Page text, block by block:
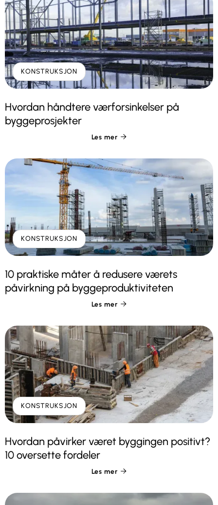
KONSTRUKSJON
Hvordan håndtere værforsinkelser på
byggeprosjekter
Les mer 
KONSTRUKSJON
10 praktiske måter å redusere værets
påvirkning på byggeproduktiviteten
Les mer 
KONSTRUKSJON
Hvordan påvirker været byggingen positivt?
10 oversette fordeler
Les mer 